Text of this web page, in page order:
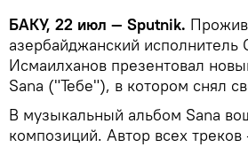
БАКУ, 22 июл — Sputnik.
азербайджанский исполнитель
Исмаилханов презентовал
Sana ("Тебе"), в котором снял
В музыкальный альбом Sana
композиций. Автор всех треков